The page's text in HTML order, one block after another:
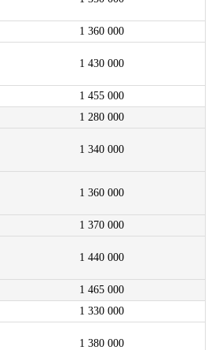
1 360 000
1 430 000
1 455 000
1 280 000
1 340 000
1 360 000
1 370 000
1 440 000
1 465 000
1 330 000
1 380 000